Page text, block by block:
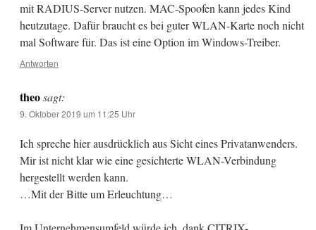
mit RADIUS-Server nutzen. MAC-Spoofen kann jedes Kind
heutzutage. Dafür braucht es bei guter WLAN-Karte noch nicht
mal Software für. Das ist eine Option im Windows-Treiber.
Antworten
theo sagt:
9. Oktober 2019 um 11:25 Uhr
Ich spreche hier ausdrücklich aus Sicht eines Privatanwenders.
Mir ist nicht klar wie eine gesichterte WLAN-Verbindung
hergestellt werden kann.
…Mit der Bitte um Erleuchtung…